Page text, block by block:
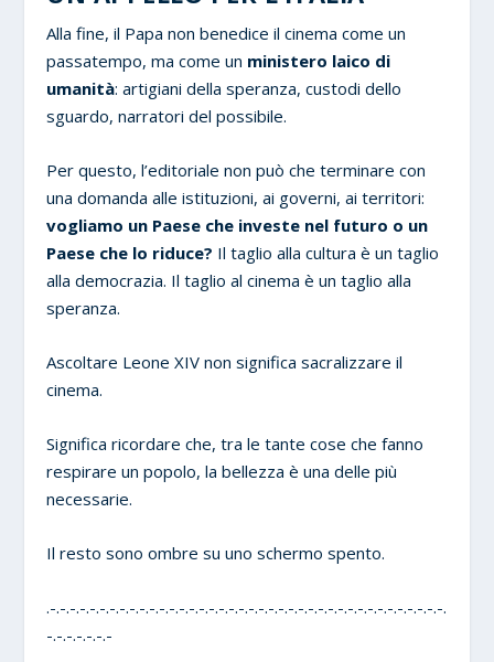
Alla fine, il Papa non benedice il cinema come un
passatempo, ma come un ministero laico di
umanità: artigiani della speranza, custodi dello
sguardo, narratori del possibile.
Per questo, l’editoriale non può che terminare con
una domanda alle istituzioni, ai governi, ai territori:
vogliamo un Paese che investe nel futuro o un
Paese che lo riduce? Il taglio alla cultura è un taglio
alla democrazia. Il taglio al cinema è un taglio alla
speranza.
Ascoltare Leone XIV non significa sacralizzare il
cinema.
Significa ricordare che, tra le tante cose che fanno
respirare un popolo, la bellezza è una delle più
necessarie.
Il resto sono ombre su uno schermo spento.
.-.-.-.-.-.-.-.-.-.-.-.-.-.-.-.-.-.-.-.-.-.-.-.-.-.-.-.-.-.-.-.-.-.-.-.-.-.-.-.-.
-.-.-.-.-.-.-